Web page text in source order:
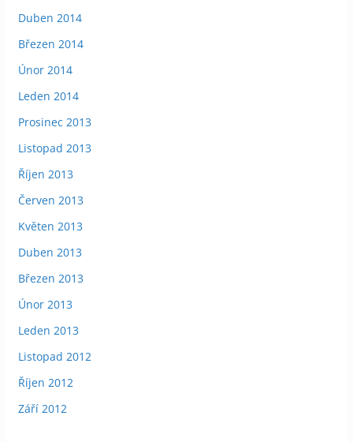
Duben 2014
Březen 2014
Únor 2014
Leden 2014
Prosinec 2013
Listopad 2013
Říjen 2013
Červen 2013
Květen 2013
Duben 2013
Březen 2013
Únor 2013
Leden 2013
Listopad 2012
Říjen 2012
Září 2012